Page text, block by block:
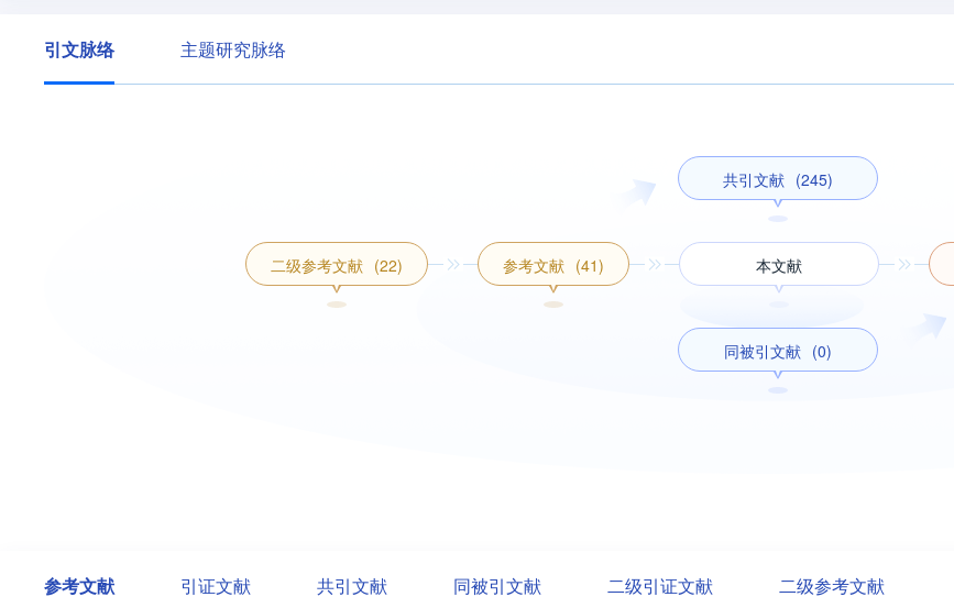
引文脉络 主题研究脉络
二级参考文献 (22) 参考文献 (41)
共引文献 (245)
本文献
同被引文献 (0)
参考文献 引证文献 共引文献 同被引文献 二级引证文献 二级参考文献